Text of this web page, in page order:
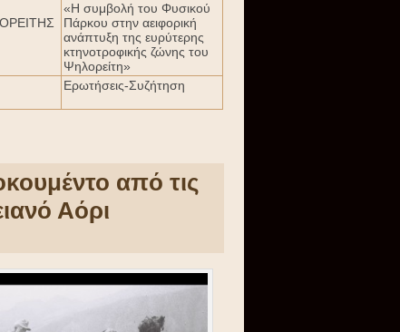
«Η συμβολή του Φυσικού
Πάρκου στην αειφορική
ανάπτυξη της ευρύτερης
κτηνοτροφικής ζώνης του
Ψηλορείτη»
Ερωτήσεις-Συζήτηση
από τις
Αόρι